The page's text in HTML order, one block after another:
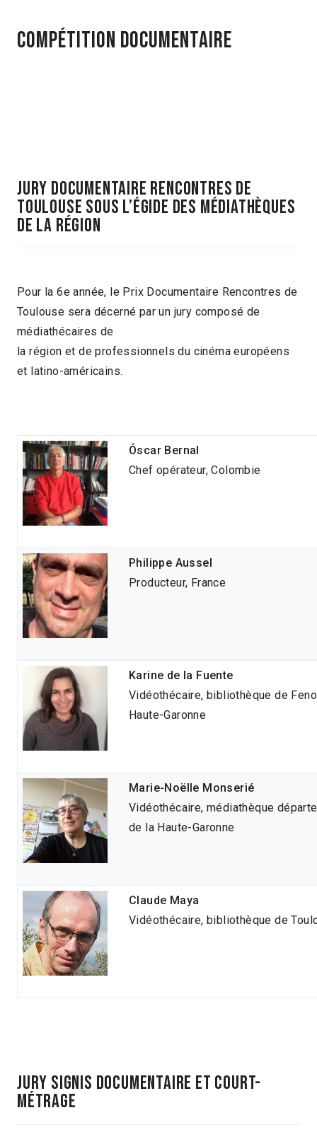
Compétition Documentaire
JURY DOCUMENTAIRE RENCONTRES DE
TOULOUSE SOUS L’éGIDE DES MéDIATHèQUES
DE LA RÉGION
Pour la 6e année, le Prix Documentaire Rencontres de
Toulouse sera décerné par un jury composé de
médiathécaires de
la région et de professionnels du cinéma européens
et latino-américains.
Óscar Bernal
Chef opérateur, Colombie
Philippe Aussel
Producteur, France
Karine de la Fuente
Vidéothécaire, bibliothèque de
Haute-Garonne
Marie-Noëlle Monserié
Vidéothécaire, médiathèque
de la Haute-Garonne
Claude Maya
Vidéothécaire, bibliothèque de
JURY SIGNIS Documentaire et court-
métrage